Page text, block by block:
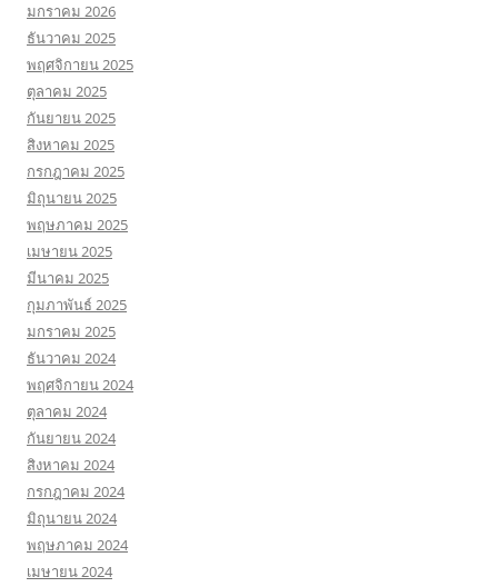
มกราคม 2026
ธันวาคม 2025
พฤศจิกายน 2025
ตุลาคม 2025
กันยายน 2025
สิงหาคม 2025
กรกฎาคม 2025
มิถุนายน 2025
พฤษภาคม 2025
เมษายน 2025
มีนาคม 2025
กุมภาพันธ์ 2025
มกราคม 2025
ธันวาคม 2024
พฤศจิกายน 2024
ตุลาคม 2024
กันยายน 2024
สิงหาคม 2024
กรกฎาคม 2024
มิถุนายน 2024
พฤษภาคม 2024
เมษายน 2024